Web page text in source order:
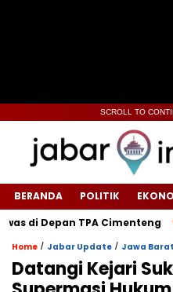
SCROLL TO
BERANDA POLITIK
di Depan TPA Cimenteng
Home / Jabar Update / Jawa Barat
Datangi Kejari